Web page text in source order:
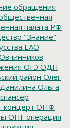
обращения
палата РФ
"Знание"
ЕАО
ОГЭ ОДН
район Олег
Ольга
концерт ОНФ
ОПГ операция